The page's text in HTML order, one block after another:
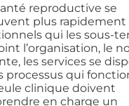
reproductive se
plus rapidement
qui les sous-
l’organisation, le
les services se
processus qui
clinique doivent
en charge un